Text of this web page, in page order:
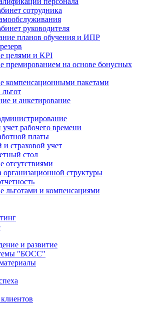
сотрудника
руководителя
планов обучения и ИПР
целями и KPI
премированием на основе бонусных
компенсационными пакетами
и анкетирование
рабочего времени
платы
страховой учет
стол
отсутствиями
структуры
льготами и компенсациями
и развитие
"БОСС"